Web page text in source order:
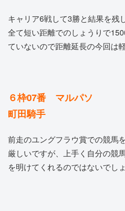
キャリア6戦して3勝と結果を残
全て短い距離でのしょうりで
ていないので距離延長の今回は
６枠07番 マルパ
町田騎手
前走のユングフラウ賞での競馬
厳しいですが、上手く自分の競
を明けてくれるのではないでしょ